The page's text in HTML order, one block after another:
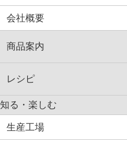
会社概要
商品案内
レシピ
知る・楽しむ
生産工場